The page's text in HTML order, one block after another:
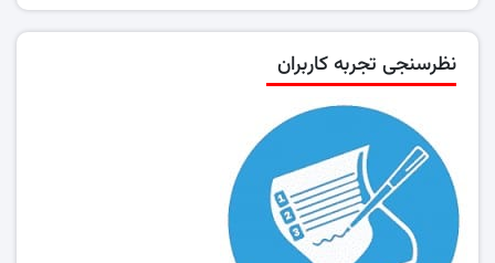
نظرسنجی تجربه کاربران